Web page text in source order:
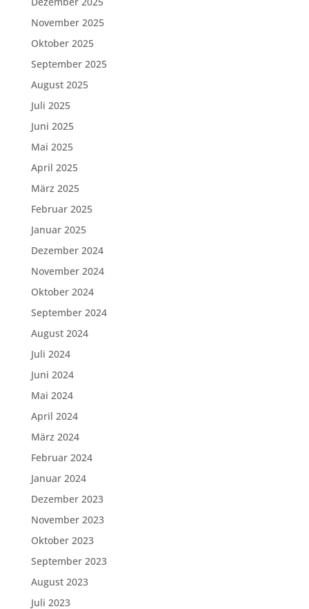
November 2025
Oktober 2025
September 2025
August 2025
Juli 2025
Juni 2025
Mai 2025
April 2025
März 2025
Februar 2025
Januar 2025
Dezember 2024
November 2024
Oktober 2024
September 2024
August 2024
Juli 2024
Juni 2024
Mai 2024
April 2024
März 2024
Februar 2024
Januar 2024
Dezember 2023
November 2023
Oktober 2023
September 2023
August 2023
Juli 2023